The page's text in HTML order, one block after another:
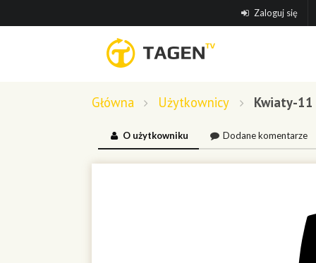
Zaloguj się
Główna Użytkownicy Kwiaty-11
O użytkowniku Dodane komentarze